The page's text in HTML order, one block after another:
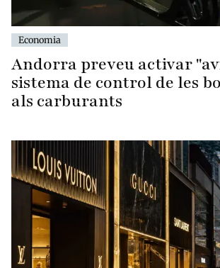
Economia
Andorra preveu activar
sistema de control de les
als carburants